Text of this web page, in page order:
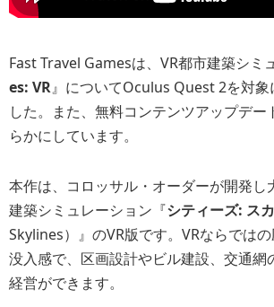
Fast Travel Gamesは、VR都市建築シミ
es: VR』についてOculus Quest 2を対象
した。また、無料コンテンツアップデー
らかにしています。
本作は、コロッサル・オーダーが開発し
建築シミュレーション『シティーズ: ス
Skylines）』のVR版です。VRならでは
没入感で、区画設計やビル建設、交通網
経営ができます。